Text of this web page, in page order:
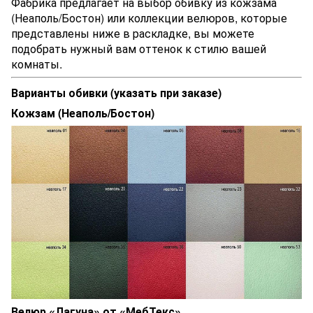
(Неаполь/Бостон) или коллекции велюров, которые
представлены ниже в раскладке, вы можете
подобрать нужный вам оттенок к стилю вашей
комнаты.
Варианты обивки (указать при заказе)
Кожзам (Неаполь/Бостон)